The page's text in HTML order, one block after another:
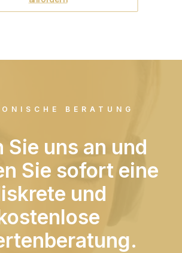
BERATUNG
Sie uns an und
Sie sofort eine
und